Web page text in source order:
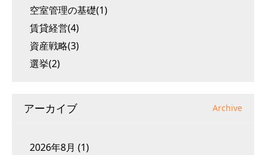
空室管理の基礎(1)
賃貸経営(4)
資産戦略(3)
選挙(2)
アーカイブ Archive
2026年8月 (1)